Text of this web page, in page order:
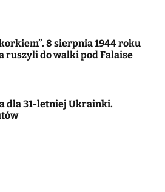
8 sierpnia 1944 roku
ruszyli do walki pod Falaise
dla 31-letniej Ukrainki.